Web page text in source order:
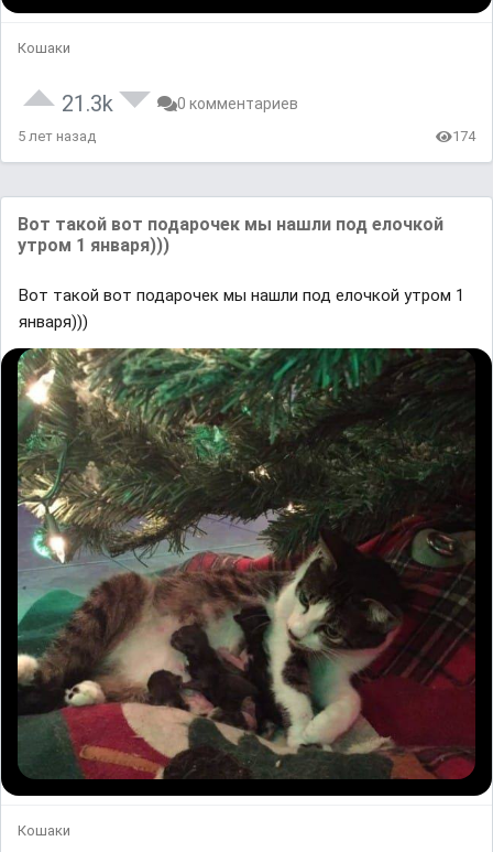
Кошаки
21.3k 0 комментариев
5 лет назад 174
Вот такой вот подарочек мы нашли под елочкой
утром 1 января)))
Вот такой вот подарочек мы нашли под елочкой утром 1
января)))
Кошаки